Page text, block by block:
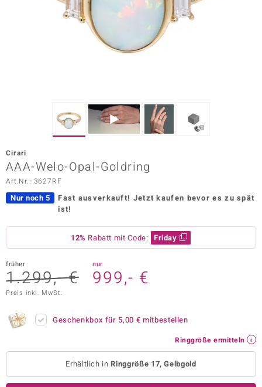
Vogue
Paraíso
Collection
BY DE MELO
Cirari
AAA-Welo-Opal-Goldring
Art.Nr.: 3627RF
Nur noch 5 Fast ausverkauft! Jetzt kaufen bevor es zu spät
ist!
12% Rabatt mit Code: Friday
früher
1.299,- €
nur
999,- €
Preis inkl. MwSt.
Geschenkbox für 5,00 € mitbestellen
Ringgröße ermitteln
Erhältlich inRinggröße 17, Gelbgold